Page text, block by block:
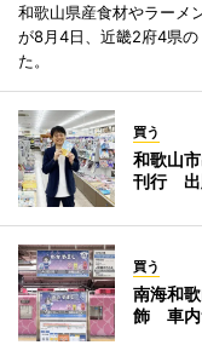
和歌山県産食材やラーメ
が8月4日、近畿2府4県
た。
買う
和歌山
刊行 出
買う
南海和
飾 車内